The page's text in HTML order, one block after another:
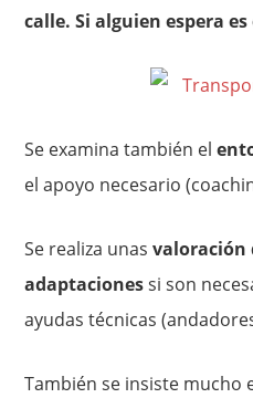
calle. Si alguien espera
Se examina también el
el apoyo necesario
Se realiza unasvaloración
adaptacionessi son
ayudas técnicas
También se insiste mucho